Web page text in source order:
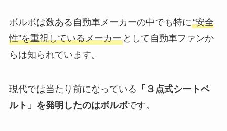
ボルボは数ある自動車メーカーの中でも特に“安全
性”を重視しているメーカーとして自動車ファンか
らは知られています。
現代では当たり前になっている 「３点式シートベ
ルト」を発明したのはボルボです。